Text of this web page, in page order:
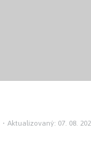
• Aktualizovaný: 07. 08.